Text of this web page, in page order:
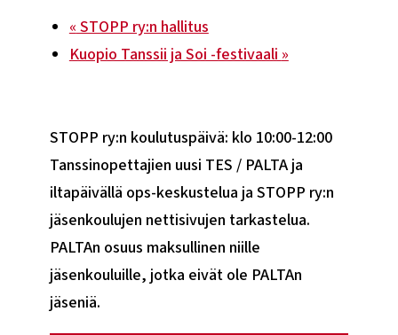
«STOPP ry:n hallitus
Kuopio Tanssii ja Soi -festivaali »
STOPP ry:n koulutuspäivä: klo 10:00-12:00
Tanssinopettajien uusi TES / PALTA ja
iltapäivällä ops-keskustelua ja STOPP ry:n
jäsenkoulujen nettisivujen tarkastelua.
PALTAn osuus maksullinen niille
jäsenkouluille, jotka eivät ole PALTAn
jäseniä.